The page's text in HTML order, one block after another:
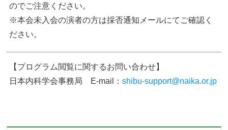
のでご注意ください。
※本会未入会の演者の方は採否通知メールにてご確認く
ださい。
【プログラム閲覧に関するお問い合わせ】
日本内科学会事務局 E-mail：shibu-support@naika.or.jp